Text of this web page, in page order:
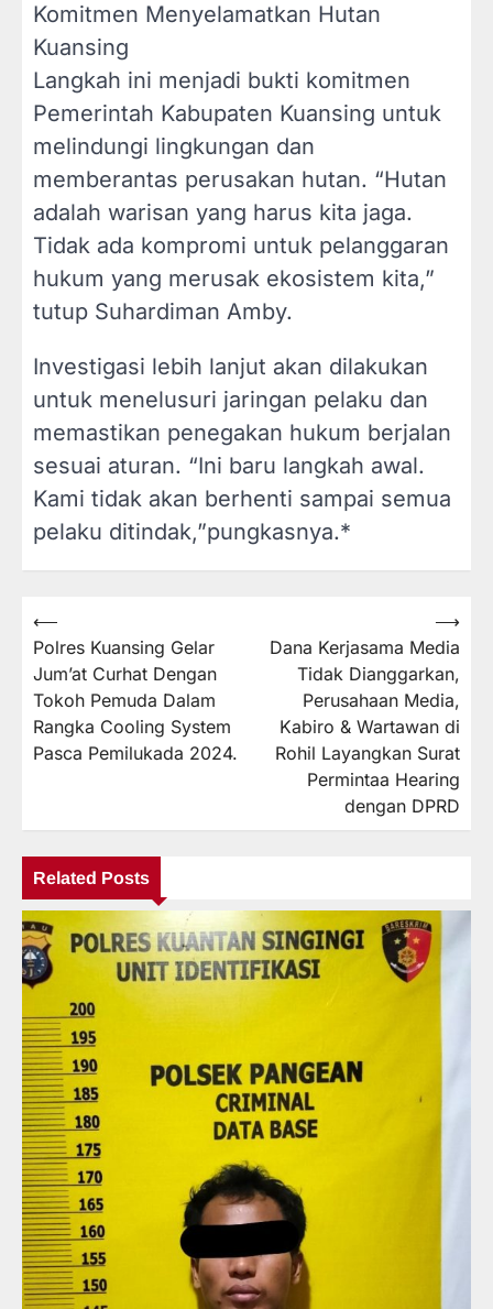
Komitmen Menyelamatkan Hutan
Kuansing
Langkah ini menjadi bukti komitmen
Pemerintah Kabupaten Kuansing untuk
melindungi lingkungan dan
memberantas perusakan hutan. “Hutan
adalah warisan yang harus kita jaga.
Tidak ada kompromi untuk pelanggaran
hukum yang merusak ekosistem kita,”
tutup Suhardiman Amby.
Investigasi lebih lanjut akan dilakukan
untuk menelusuri jaringan pelaku dan
memastikan penegakan hukum berjalan
sesuai aturan. “Ini baru langkah awal.
Kami tidak akan berhenti sampai semua
pelaku ditindak,”pungkasnya.*
Navigasi
pos
⟵
Polres Kuansing Gelar
Jum’at Curhat Dengan
Tokoh Pemuda Dalam
Rangka Cooling System
Pasca Pemilukada 2024.
Dana Kerjasama Media
Tidak Dianggarkan,
Perusahaan Media,
Kabiro & Wartawan di
Rohil Layangkan Surat
Permintaa Hearing
dengan DPRD
⟶
Related Posts